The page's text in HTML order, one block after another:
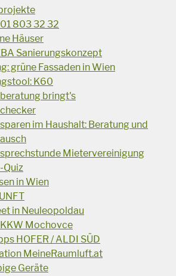
803 32 32
Häuser
Sanierungskonzept
grüne Fassaden in Wien
K60
bringt's
im Haushalt: Beratung und
Mietervereinigung
Quiz
in Wien
in Neuleopoldau
Mochovce
HOFER / ALDI SÜD
MeineRaumluft.at
Geräte